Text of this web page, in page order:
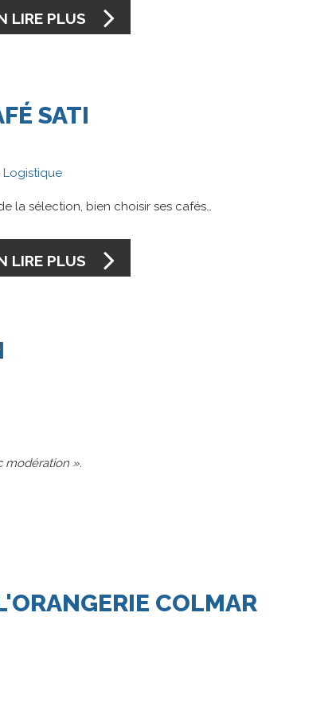
LIRE PLUS
SATI
Logistique
de la sélection, bien choisir ses cafés…
LIRE PLUS
modération ».
COLMAR